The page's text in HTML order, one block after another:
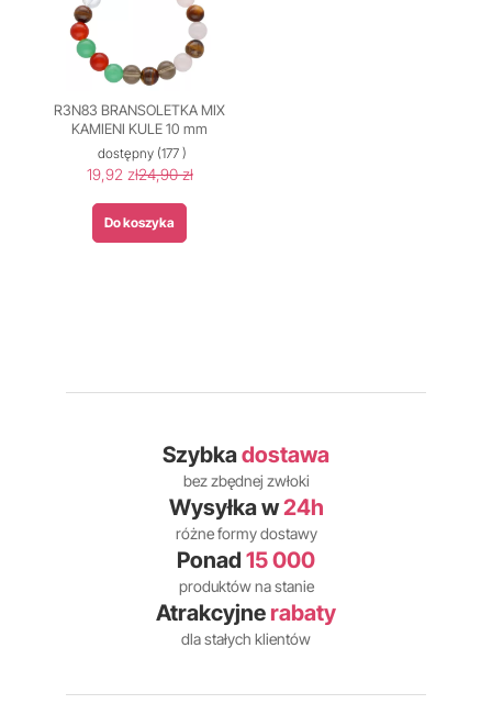
R3N83 BRANSOLETKA MIX
KAMIENI KULE 10 mm
dostępny (177 )
19,92 zł24,90 zł
Do koszyka
Szybkadostawa
bez zbędnej zwłoki
Wysyłka w24h
różne formy dostawy
Ponad 15 000
produktów na stanie
Atrakcyjne rabaty
dla stałych klientów